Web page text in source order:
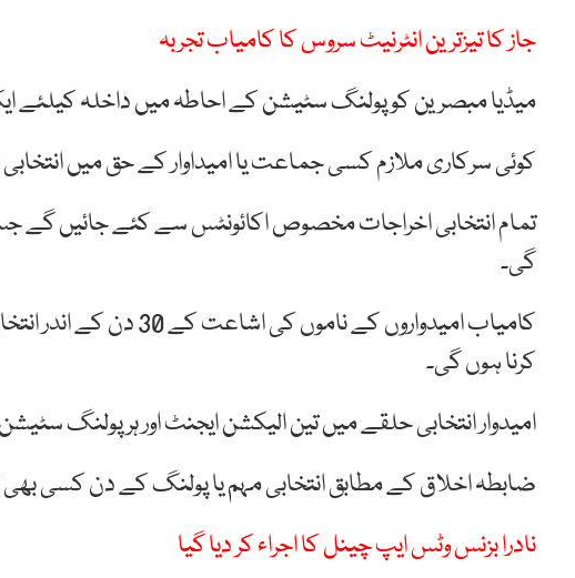
جاز کا تیزترین انٹرنیٹ سروس کا کامیاب تجربہ
میڈیا مبصرین کو پولنگ سٹیشن کے احاطہ میں داخلہ کیلئے
کوئی سرکاری ملازم کسی جماعت یا امیداوار کے حق میں
تمام انتخابی اخراجات مخصوص اکائونٹس سے کئے جائیں
گی۔
کامیاب امیدواروں کے
کرنا ہوں گی۔
امیدوار انتخابی حلقے میں تین الیکشن ایجنٹ اور ہر پولنگ
ضابطہ اخلاق کے مطابق انتخابی مہم یا پولنگ کے دن کسی
نادرا بزنس وٹس ایپ چینل کا اجراء کر دیا گیا